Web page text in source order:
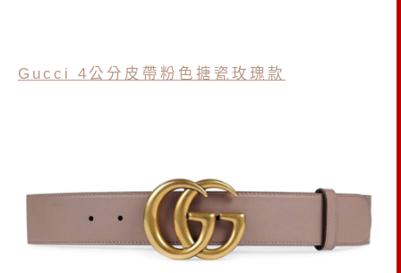
Gucci 4公分皮帶粉色搪瓷玫瑰款